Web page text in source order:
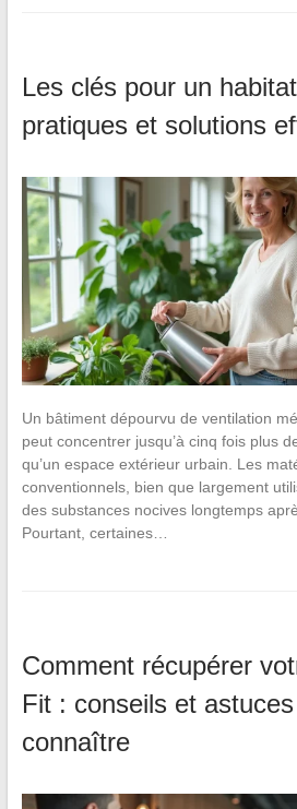
Les clés pour un
pratiques et solutions
Un bâtiment dépourvu de ventilation
peut concentrer jusqu’à cinq fois plus
qu’un espace extérieur urbain. Les
conventionnels, bien que largement
des substances nocives longtemps
Pourtant, certaines…
Comment récupérer
Fit : conseils et
connaître